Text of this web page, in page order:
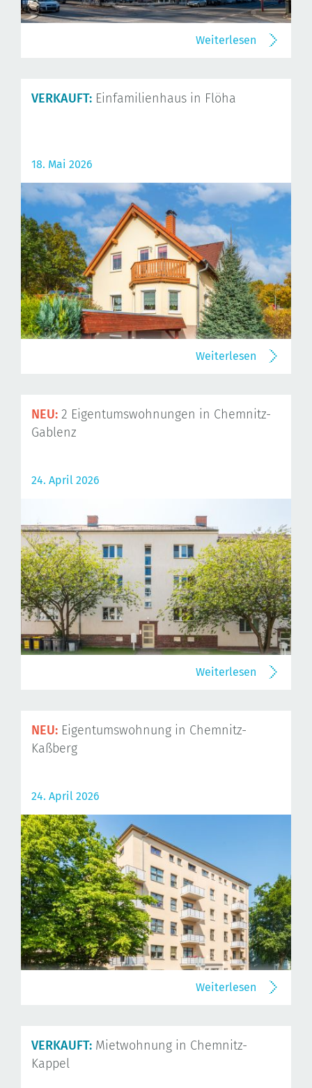
Weiterlesen
VERKAUFT: Einfamilienhaus in Flöha
18. Mai 2026
Weiterlesen
NEU: 2 Eigentumswohnungen in Chemnitz-
Gablenz
24. April 2026
Weiterlesen
NEU: Eigentumswohnung in Chemnitz-
Kaßberg
24. April 2026
Weiterlesen
VERKAUFT: Mietwohnung in Chemnitz-
Kappel